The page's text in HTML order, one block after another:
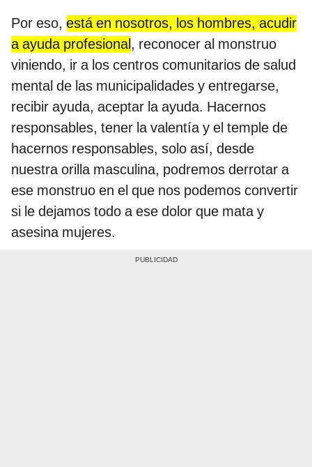
Por eso, está en nosotros, los hombres, acudir
a ayuda profesional, reconocer al monstruo
viniendo, ir a los centros comunitarios de salud
mental de las municipalidades y entregarse,
recibir ayuda, aceptar la ayuda. Hacernos
responsables, tener la valentía y el temple de
hacernos responsables, solo así, desde
nuestra orilla masculina, podremos derrotar a
ese monstruo en el que nos podemos convertir
si le dejamos todo a ese dolor que mata y
asesina mujeres.